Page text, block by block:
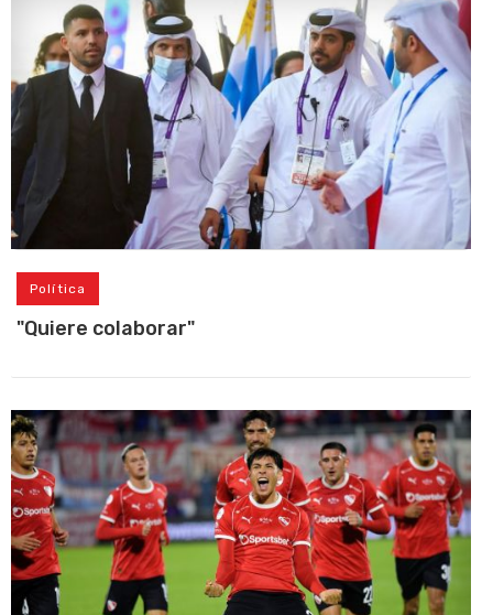
Política
"Quiere colaborar"